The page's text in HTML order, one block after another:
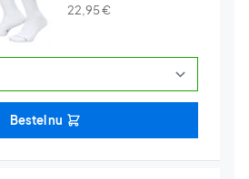
22,95€
Bestel nu